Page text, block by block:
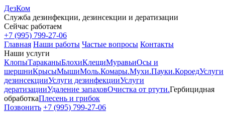
ДезКом
Служба дезинфекции, дезинсекции и дератизации
Сейчас работаем
+7 (995) 799-27-06
Главная Наши работы Частые вопросы Контакты
Наши услуги
КлопыТараканыБлохиКлещиМуравьиОсы и
шершниКрысыМышиМоль.Комары.Мухи.Пауки.КороедУслуги
дезинсекцииУслуги дезинфекцииУслуги
дератизацииУдаление запаховОчистка от ртути.Гербицидная
обработкаПлесень и грибок
Позвонить +7 (995) 799-27-06